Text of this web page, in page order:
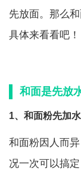
先放面。那么
具体来看看吧！
和面是先放
1、和面粉先加水
和面粉因人而
况一次可以搞